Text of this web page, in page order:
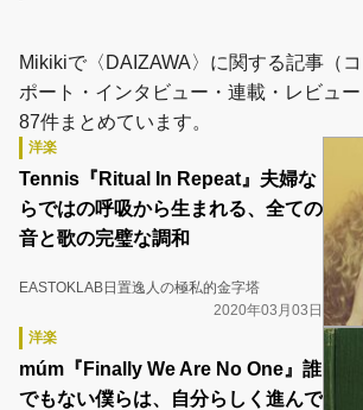
Mikikiで〈DAIZAWA〉に関する記事（
ポート・インタビュー・連載・レビュ
87件まとめています。
洋楽
Tennis『Ritual In Repeat』夫婦な
らではの呼吸から生まれる、全ての
音と歌の完璧な調和
EASTOKLAB日置逸人の極私的金字塔
2020年03月03日
洋楽
múm『Finally We Are No One』誰
でもない僕らは、自分らしく進んで